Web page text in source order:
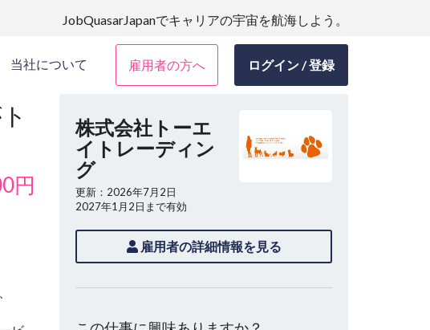
JobQuasarJapanでキャリアの宇宙を航海しよう。
当社について 雇用者の方へ ログイン / 登録
円
株式会社トーエ
イトレーディン
グ
更新：2026年7月2日
2027年1月2日まで有効
雇用者の詳細情報を見る